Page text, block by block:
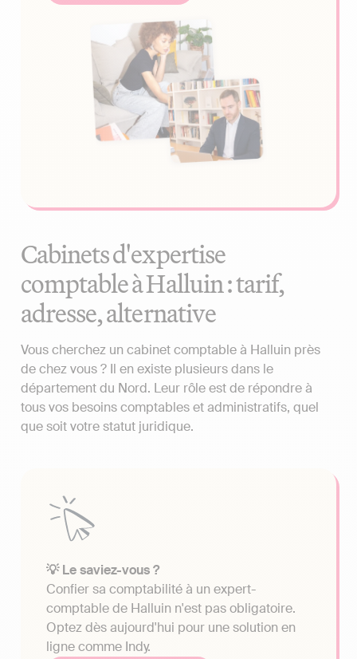
Cabinets d'expertise
comptable à Halluin : tarif,
adresse, alternative
Vous cherchez un cabinet comptable à Halluin près
de chez vous ? Il en existe plusieurs dans le
département du Nord. Leur rôle est de répondre à
tous vos besoins comptables et administratifs, quel
que soit votre statut juridique.
💡 Le saviez-vous ?
Confier sa comptabilité à un expert-
comptable de Halluin n'est pas obligatoire.
Optez dès aujourd'hui pour une solution en
ligne comme Indy.